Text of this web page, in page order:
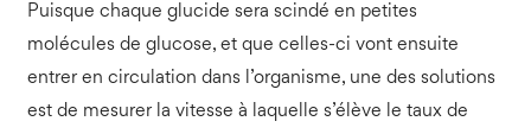
Puisque chaque glucide sera scindé en petites
molécules de glucose, et que celles-ci vont ensuite
entrer en circulation dans l’organisme, une des solutions
est de mesurer la vitesse à laquelle s’élève le taux de